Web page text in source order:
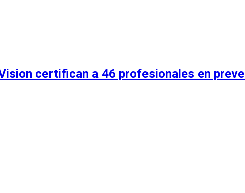
certifican a 46 profesionales en